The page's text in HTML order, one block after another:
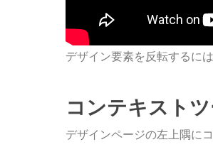
デザイン要素を反転するに
コンテキスト
デザインページの左上隅に